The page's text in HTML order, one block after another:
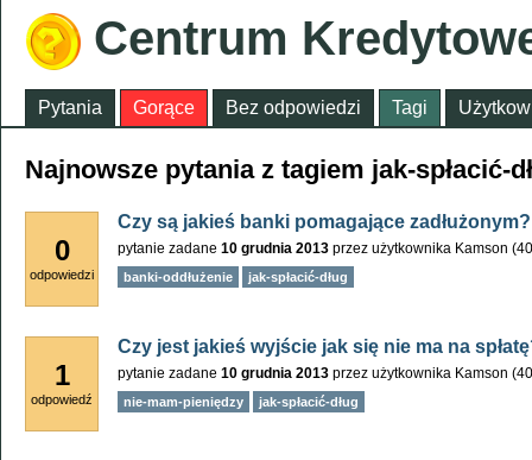
Centrum
Pytania Gorące Bez odpowiedzi Tagi
Najnowsze pytania z tagiem jak-spłacić-
0
odpowiedzi
Czy są jakieś banki pomagające zadłużonym?
pytanie zadane 10 grudnia 2013 przez użytkownika Kamson (
banki-oddłużenie jak-spłacić-dług
1
odpowiedź
Czy jest jakieś wyjście jak się nie ma na
pytanie zadane 10 grudnia 2013 przez użytkownika Kamson (
nie-mam-pieniędzy jak-spłacić-dług